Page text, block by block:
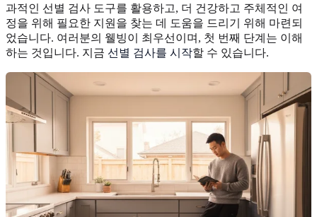
과적인 선별 검사 도구를 활용하고, 더 건강하고 주체적인 여
정을 위해 필요한 지원을 찾는 데 도움을 드리기 위해 마련되
었습니다. 여러분의 웰빙이 최우선이며, 첫 번째 단계는 이해
하는 것입니다. 지금 선별 검사를 시작할 수 있습니다.